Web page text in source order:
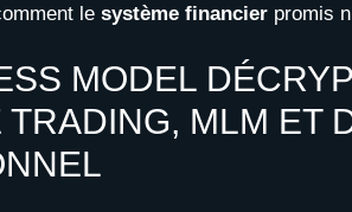
le système financier promis
MODEL
TRADING, MLM ET